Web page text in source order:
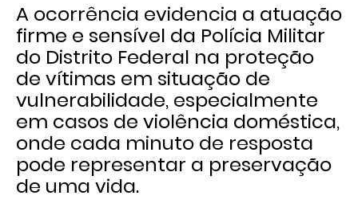
A ocorrência evidencia a atuação
firme e sensível da Polícia Militar
do Distrito Federal na proteção
de vítimas em situação de
vulnerabilidade, especialmente
em casos de violência doméstica,
onde cada minuto de resposta
pode representar a preservação
de uma vida.